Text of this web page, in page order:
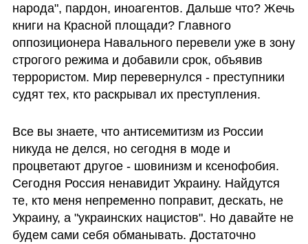
народа", пардон, иноагентов. Дальше что? Жечь
книги на Красной площади? Главного
оппозиционера Навального перевели уже в зону
строгого режима и добавили срок, объявив
террористом. Мир перевернулся - преступники
судят тех, кто раскрывал их преступления.
Все вы знаете, что антисемитизм из России
никуда не делся, но сегодня в моде и
процветают другое - шовинизм и ксенофобия.
Сегодня Россия ненавидит Украину. Найдутся
те, кто меня непременно поправит, дескать, не
Украину, а "украинских нацистов". Но давайте не
будем сами себя обманывать. Достаточно